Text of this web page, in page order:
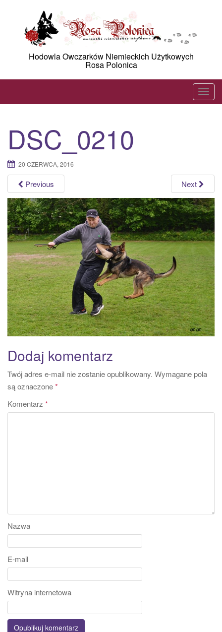
Hodowla Owczarków Niemieckich Użytkowych
Rosa Polonica
T
o
v
i
g
a
t
i
o
n
DSC_0210
20 CZERWCA, 2016
Previous Next
Dodaj komentarz
Twój adres e-mail nie zostanie opublikowany. Wymagane pola
są oznaczone*
Komentarz *
Nazwa
E-mail
Witryna internetowa